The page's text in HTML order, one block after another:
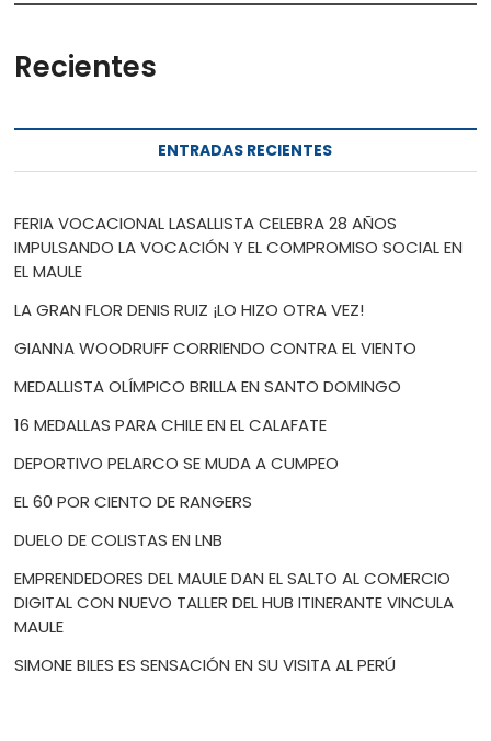
Recientes
ENTRADAS RECIENTES
FERIA VOCACIONAL LASALLISTA CELEBRA 28 AÑOS
IMPULSANDO LA VOCACIÓN Y EL COMPROMISO SOCIAL EN
EL MAULE
LA GRAN FLOR DENIS RUIZ ¡LO HIZO OTRA VEZ!
GIANNA WOODRUFF CORRIENDO CONTRA EL VIENTO
MEDALLISTA OLÍMPICO BRILLA EN SANTO DOMINGO
16 MEDALLAS PARA CHILE EN EL CALAFATE
DEPORTIVO PELARCO SE MUDA A CUMPEO
EL 60 POR CIENTO DE RANGERS
DUELO DE COLISTAS EN LNB
EMPRENDEDORES DEL MAULE DAN EL SALTO AL COMERCIO
DIGITAL CON NUEVO TALLER DEL HUB ITINERANTE VINCULA
MAULE
SIMONE BILES ES SENSACIÓN EN SU VISITA AL PERÚ